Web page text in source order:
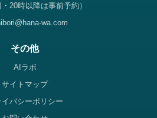
・20時以降は事前予約）
wa.com
その他
AIラボ
サイトマップ
イバシーポリシー